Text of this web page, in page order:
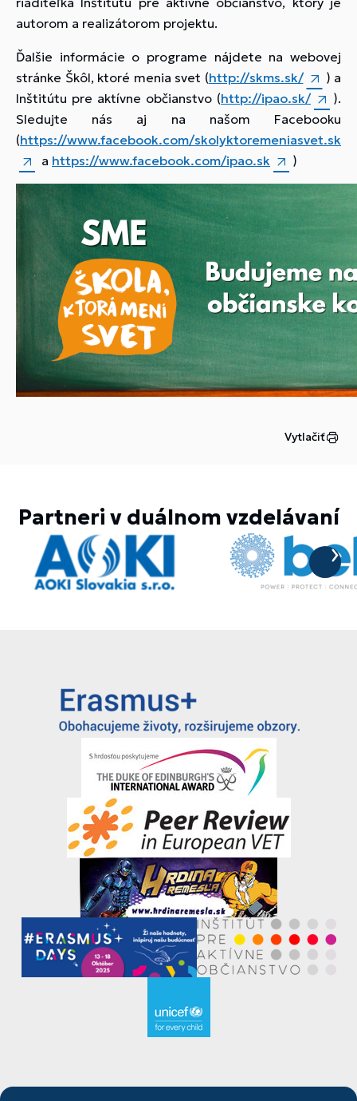
autorom a realizátorom projektu.
Ďalšie informácie o programe nájdete na webovej
stránke Škôl, ktoré menia svet (http://skms.sk/
) a
Inštitútu pre aktívne občianstvo (http://ipao.sk/
).
Sledujte nás aj na našom Facebooku
(https://www.facebook.com/skolyktoremeniasvet.sk
a https://www.facebook.com/ipao.sk )
Vytlačiť
Partneri v duálnom vzdelávaní